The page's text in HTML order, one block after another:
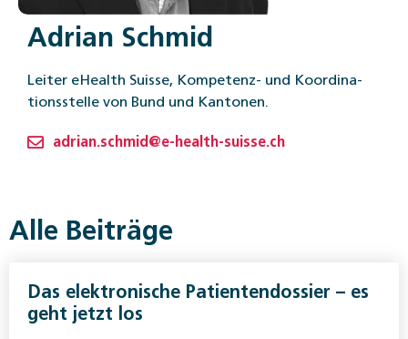
Adrian Schmid
Leiter eHealth Suisse, Kompetenz- und Koordina­
tionsstelle von Bund und Kantonen.
adrian.schmid@e-health-suisse.ch
Alle Beiträge
Das elektronische Patientendossier – es
geht jetzt los